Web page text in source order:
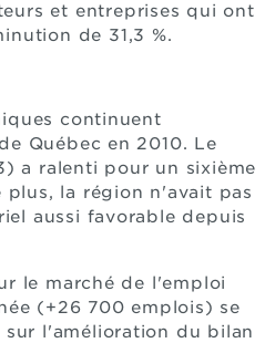
et entreprises qui ont
de 31,3 %.
continuent
Québec en 2010. Le
a ralenti pour un sixième
plus, la région n'avait pas
aussi favorable depuis
le marché de l'emploi
(+26 700 emplois) se
l'amélioration du bilan